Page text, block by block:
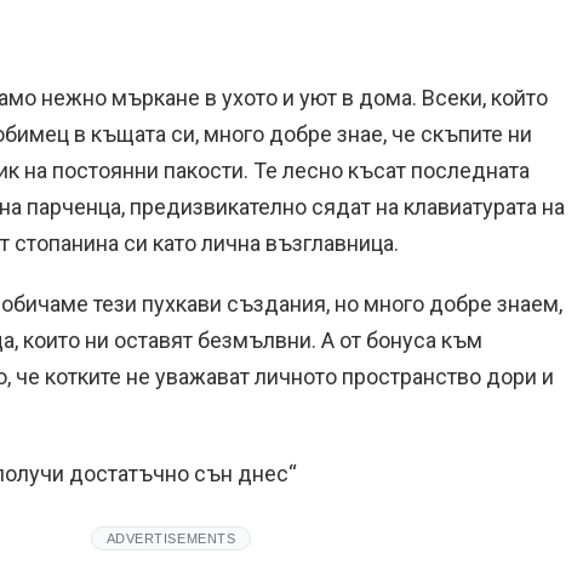
нежно мъркане в ухото и уют в дома. Всеки, който
в къщата си, много добре знае, че скъпите ни
на постоянни пакости. Те лесно късат последната
парченца, предизвикателно сядат на клавиатурата на
си като лична възглавница.
тези пухкави създания, но много добре знаем,
които ни оставят безмълвни. А от бонуса към
че котките не уважават личното пространство дори и
достатъчно сън днес“
ADVERTISEMENTS